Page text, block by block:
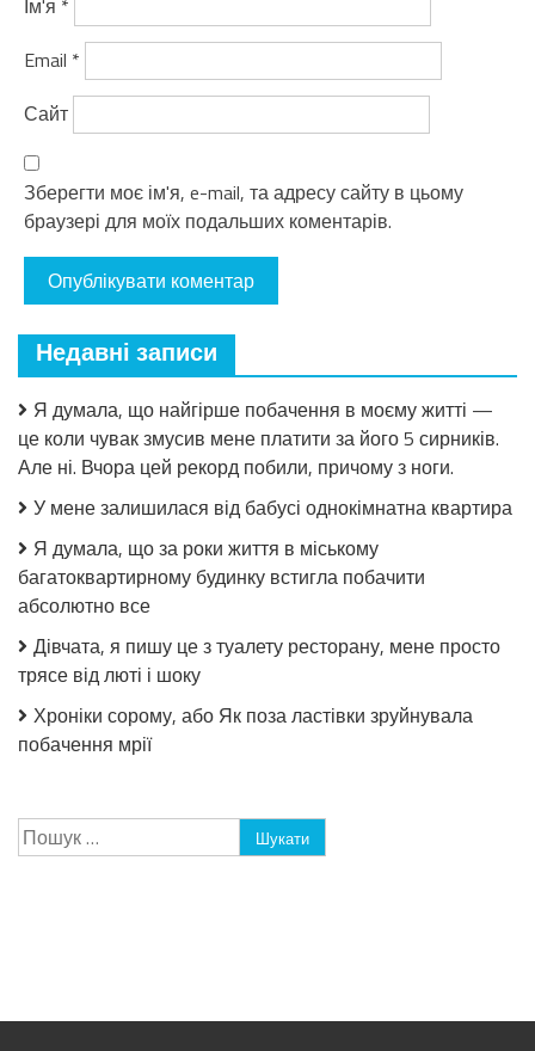
Ім'я *
Email *
Сайт
Зберегти моє ім'я, e-mail, та адресу сайту в цьому
браузері для моїх подальших коментарів.
Недавні записи
Я думала, що найгірше побачення в моєму житті —
це коли чувак змусив мене платити за його 5 сирників.
Але ні. Вчора цей рекорд побили, причому з ноги.
У мене залишилася від бабусі однокімнатна квартира
Я думала, що за роки життя в міському
багатоквартирному будинку встигла побачити
абсолютно все
Дівчата, я пишу це з туалету ресторану, мене просто
трясе від люті і шоку
Хроніки сорому, або Як поза ластівки зруйнувала
побачення мрії
Пошук: